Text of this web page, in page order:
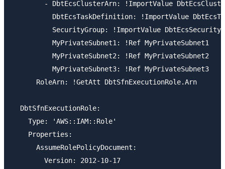
- DbtEcsClusterArn: !ImportValue
DbtEcsTaskDefinition: !ImportValue
SecurityGroup: !ImportValue
          MyPrivateSubnet1: !Ref MyPrivateSubnet1
          MyPrivateSubnet2: !Ref MyPrivateSubnet2
          MyPrivateSubnet3: !Ref MyPrivateSubnet3
      RoleArn: !GetAtt DbtSfnExecutionRole.Arn
  DbtSfnExecutionRole:
    Type: 'AWS::IAM::Role'
    Properties:
      AssumeRolePolicyDocument:
        Version: 2012-10-17